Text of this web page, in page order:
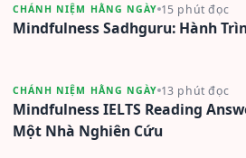
CHÁNH NIỆM HẰNG NGÀY 15 phút đọc
Mindfulness Sadhguru: Hành
CHÁNH NIỆM HẰNG NGÀY 13 phút đọc
Mindfulness IELTS Reading
Một Nhà Nghiên Cứu